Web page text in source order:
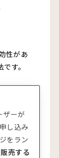
性があ
す。
ザーが
し込み
をラン
売する